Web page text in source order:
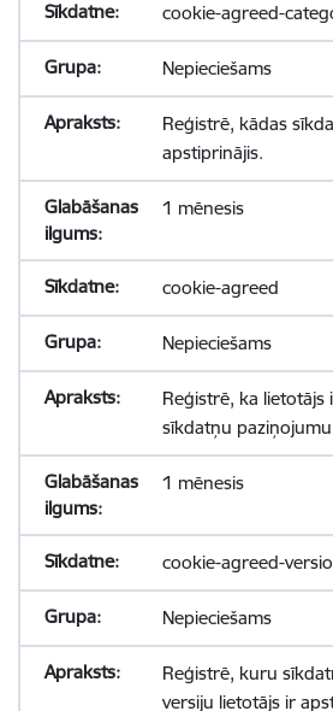
cookie-agreed-
Nepieciešams
Reģistrē, kādas
apstiprinājis.
1 mēnesis
cookie-agreed
Nepieciešams
Reģistrē, ka lietotājs
sīkdatņu
1 mēnesis
cookie-agreed-
Nepieciešams
Reģistrē, kuru
versiju lietotājs ir